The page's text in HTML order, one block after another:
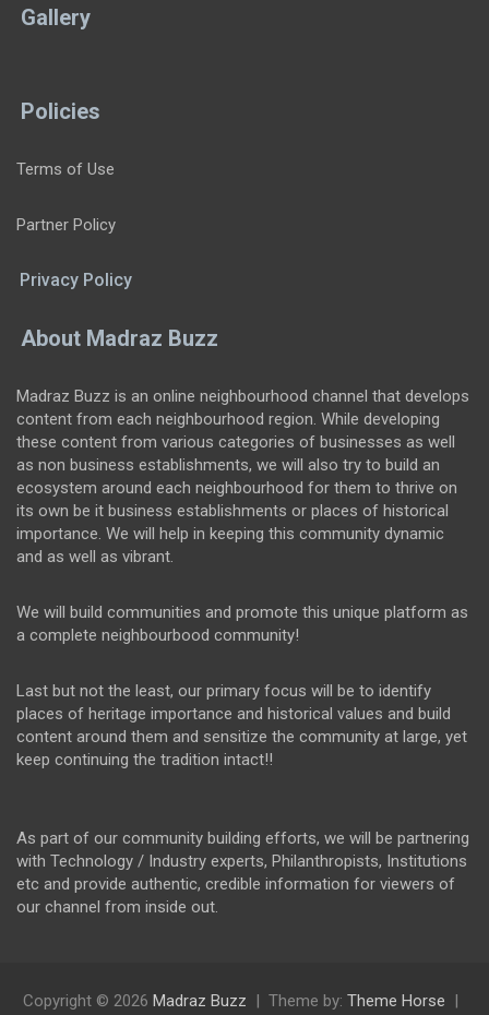
Gallery
Policies
Terms of Use
Partner Policy
Privacy Policy
About Madraz Buzz
Madraz Buzz is an online neighbourhood channel that develops
content from each neighbourhood region. While developing
these content from various categories of businesses as well
as non business establishments, we will also try to build an
ecosystem around each neighbourhood for them to thrive on
its own be it business establishments or places of historical
importance. We will help in keeping this community dynamic
and as well as vibrant.
We will build communities and promote this unique platform as
a complete neighbourbood community!
Last but not the least, our primary focus will be to identify
places of heritage importance and historical values and build
content around them and sensitize the community at large, yet
keep continuing the tradition intact!!
As part of our community building efforts, we will be partnering
with Technology / Industry experts, Philanthropists, Institutions
etc and provide authentic, credible information for viewers of
our channel from inside out.
Copyright © 2026 Madraz Buzz Theme by: Theme Horse